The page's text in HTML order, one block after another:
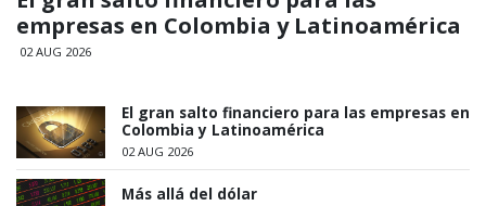
empresas en Colombia y Latinoamérica
02 AUG 2026
El gran salto financiero para las empresas en
Colombia y Latinoamérica
02 AUG 2026
Más allá del dólar